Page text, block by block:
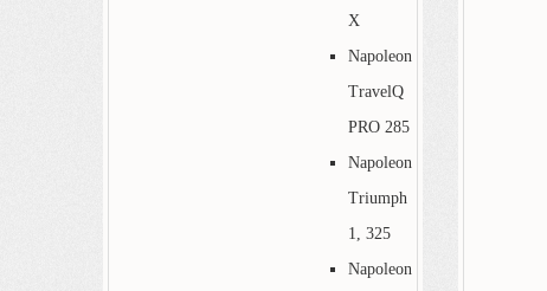
X
Napoleon
TravelQ
PRO 285
Napoleon
Triumph
1, 325
Napoleon